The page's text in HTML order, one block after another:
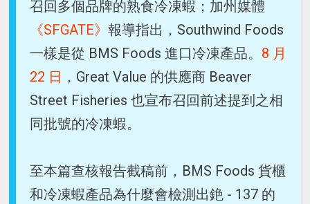
召回多個品牌的熟食冷凍蝦；加州媒體
《SFGATE》報導指出，Southwind Foods
一樣是從 BMS Foods 進口冷凍產品。 8 月
22 日 ，Great Value 的供應商 Beaver
Street Fisheries 也宣布召回前述提到之相
同批號的冷凍蝦。
至本篇查核報告截稿前，BMS Foods 貨櫃
和冷凍蝦產品為什麼會檢測出銫 - 137 的